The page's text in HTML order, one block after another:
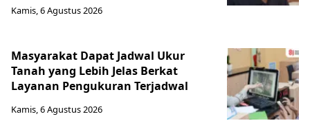
Kamis, 6 Agustus 2026
Masyarakat Dapat Jadwal Ukur
Tanah yang Lebih Jelas Berkat
Layanan Pengukuran Terjadwal
Kamis, 6 Agustus 2026